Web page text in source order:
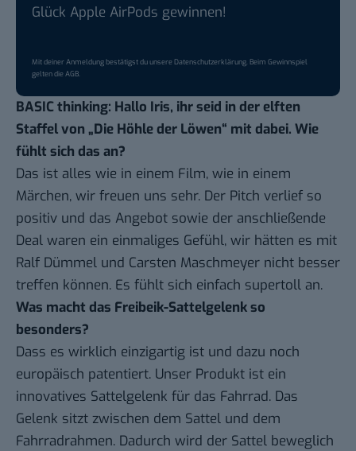
Glück Apple AirPods gewinnen!
Mit deiner Anmeldung bestätigst du unsereDatenschutzerklärung. Beim Gewinnspiel
gelten dieAGB.
BASIC thinking: Hallo Iris, ihr seid in der elften
Staffel von „Die Höhle der Löwen“ mit dabei. Wie
fühlt sich das an?
Das ist alles wie in einem Film, wie in einem
Märchen, wir freuen uns sehr. Der Pitch verlief so
positiv und das Angebot sowie der anschließende
Deal waren ein einmaliges Gefühl, wir hätten es mit
Ralf Dümmel und Carsten Maschmeyer nicht besser
treffen können. Es fühlt sich einfach supertoll an.
Was macht das Freibeik-Sattelgelenk so
besonders?
Dass es wirklich einzigartig ist und dazu noch
europäisch patentiert. Unser Produkt ist ein
innovatives Sattelgelenk für das Fahrrad. Das
Gelenk sitzt zwischen dem Sattel und dem
Fahrradrahmen. Dadurch wird der Sattel beweglich